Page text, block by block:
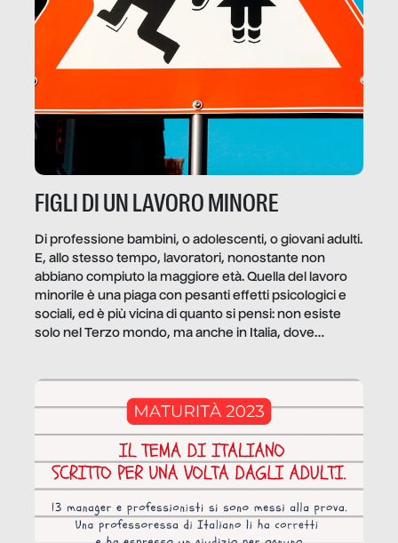
FIGLI DI UN LAVORO MINORE
Di professione bambini, o adolescenti, o giovani adulti.
E, allo stesso tempo, lavoratori, nonostante non
abbiano compiuto la maggiore età. Quella del lavoro
minorile è una piaga con pesanti effetti psicologici e
sociali, ed è più vicina di quanto si pensi: non esiste
solo nel Terzo mondo, ma anche in Italia, dove